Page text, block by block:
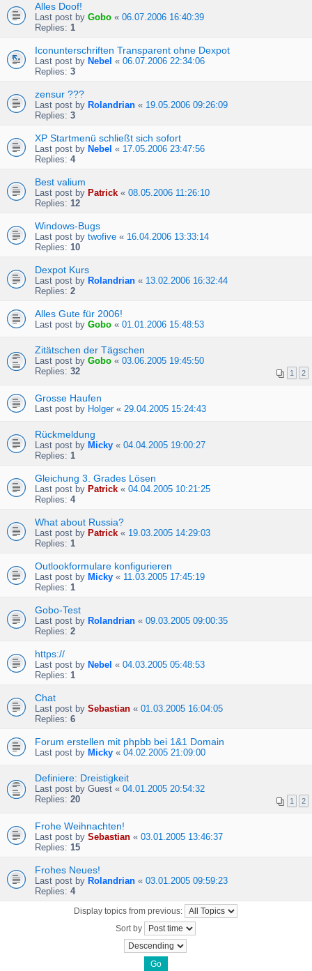
Alles Doof!
Last post by Gobo « 06.07.2006 16:40:39
Replies: 1
Iconunterschriften Transparent ohne Dexpot
Last post by Nebel « 06.07.2006 22:34:06
Replies: 3
zensur ???
Last post by Rolandrian « 19.05.2006 09:26:09
Replies: 3
XP Startmenü schließt sich sofort
Last post by Nebel « 17.05.2006 23:47:56
Replies: 4
Best valium
Last post by Patrick « 08.05.2006 11:26:10
Replies: 12
Windows-Bugs
Last post by twofive « 16.04.2006 13:33:14
Replies: 10
Dexpot Kurs
Last post by Rolandrian « 13.02.2006 16:32:44
Replies: 2
Alles Gute für 2006!
Last post by Gobo « 01.01.2006 15:48:53
Zitätschen der Tägschen
Last post by Gobo « 03.06.2005 19:45:50
Replies: 32 1 2
Grosse Haufen
Last post by Holger« 29.04.2005 15:24:43
Rückmeldung
Last post by Micky « 04.04.2005 19:00:27
Replies: 1
Gleichung 3. Grades Lösen
Last post by Patrick « 04.04.2005 10:21:25
Replies: 4
What about Russia?
Last post by Patrick « 19.03.2005 14:29:03
Replies: 1
Outlookformulare konfigurieren
Last post by Micky « 11.03.2005 17:45:19
Replies: 1
Gobo-Test
Last post by Rolandrian « 09.03.2005 09:00:35
Replies: 2
https://
Last post by Nebel « 04.03.2005 05:48:53
Replies: 1
Chat
Last post by Sebastian « 01.03.2005 16:04:05
Replies: 6
Forum erstellen mit phpbb bei 1&1 Domain
Last post by Micky « 04.02.2005 21:09:00
Definiere: Dreistigkeit
Last post by Guest « 04.01.2005 20:54:32
Replies: 20 1 2
Frohe Weihnachten!
Last post by Sebastian « 03.01.2005 13:46:37
Replies: 15
Frohes Neues!
Last post by Rolandrian « 03.01.2005 09:59:23
Replies: 4
Display topics from previous:
Sort by